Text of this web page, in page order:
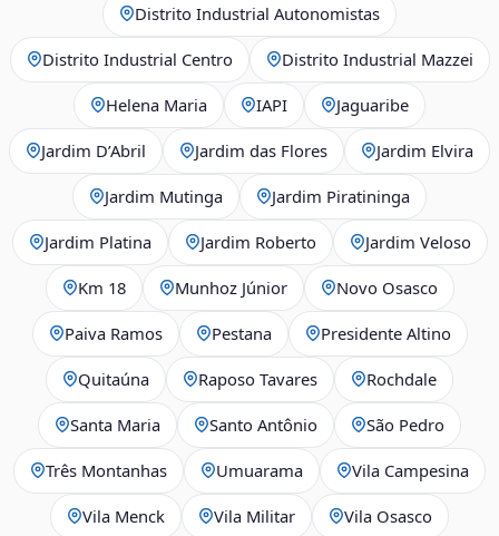
Distrito Industrial Autonomistas
Distrito Industrial Centro Distrito Industrial Mazzei
Helena Maria IAPI Jaguaribe
Jardim D’Abril Jardim das Flores Jardim Elvira
Jardim Mutinga Jardim Piratininga
Jardim Platina Jardim Roberto Jardim Veloso
Km 18 Munhoz Júnior Novo Osasco
Paiva Ramos Pestana Presidente Altino
Quitaúna Raposo Tavares Rochdale
Santa Maria Santo Antônio São Pedro
Três Montanhas Umuarama Vila Campesina
Vila Menck Vila Militar Vila Osasco